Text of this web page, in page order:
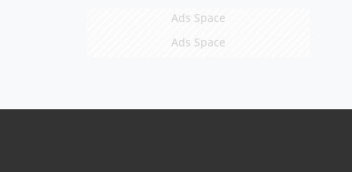
Ads Space
Ads Space